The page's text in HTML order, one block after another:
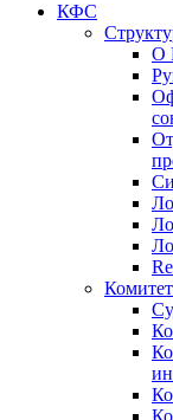
КФС
О